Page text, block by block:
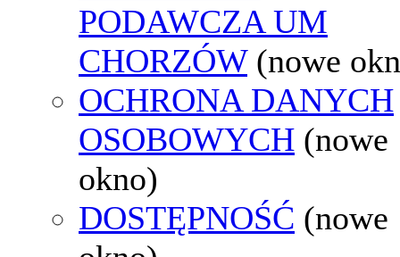
PODAWCZA UM
CHORZÓW (nowe
OCHRONA DANYCH
OSOBOWYCH (nowe
okno)
DOSTĘPNOŚĆ (nowe